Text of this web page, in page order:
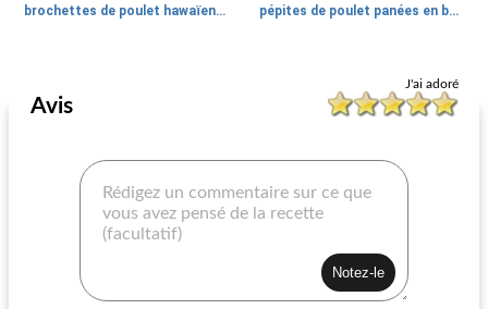
brochettes de poulet hawaïennes grillées du nif pépites de poulet panées en bonne santé
paquets de poulet barbecue
J'ai adoré
Avis